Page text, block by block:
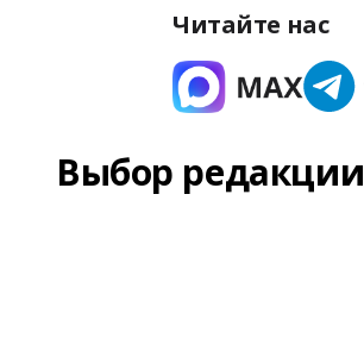
Читайте нас
Выбор редакции